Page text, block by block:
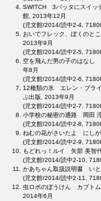
SWITCH 3バッタにスイ
館, 2013年12月
(児文館/2014/読中2-4,
おいでフレック、ぼくの
2013年9月
(児文館/2014/読中2-5,
空を飛んだ男の子のはな
年8月
(児文館/2014/読中2-6,
12種類の氷 エレン・ブラ
ぷ出版, 2013年9月
(児文館/2014/読中2-7,
小学校の秘密の通路 岡田
(児文館/2014/読中2-8,
ねむの花がさいたよ にし
(児文館/2014/読中2-9,
もどれっ！ルイ 矢部 美
(児文館/2014/読中2-10,
かあちゃん取扱説明書 い
(児文館/2014/読中2-11,
虫ロボのぼうけん カブト
2014年6月